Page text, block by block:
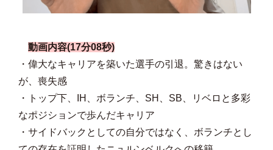
動画内容(17分08秒)
・偉大なキャリアを築いた選手の引退。驚きはない
が、喪失感
・トップ下、IH、ボランチ、SH、SB、リベロと多彩
なポジションで歩んだキャリア
・サイドバックとしての自分ではなく、ボランチとし